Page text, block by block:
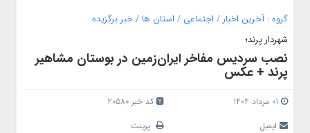
گروه :آخرین اخبار / اجتماعی / استان ها /خبر برگزیده
شهردار پرند؛
نصب سردیس مفاخر ایران‌زمین در بوستان مشاهیر
پرند + عکس
01 مرداد 1404
کد خبر 20580
ایمیل
پرینت